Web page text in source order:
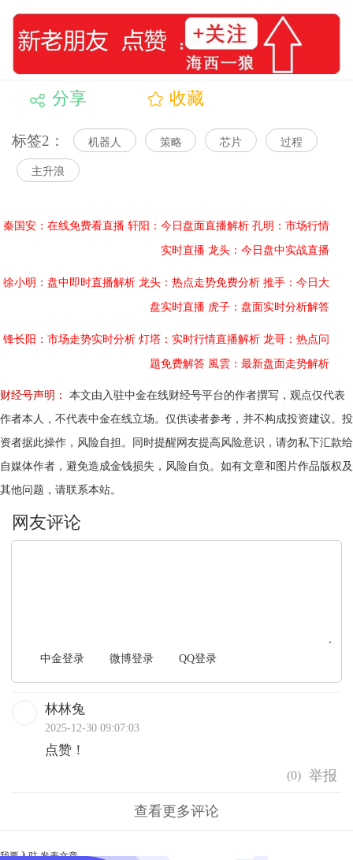
分享 收藏
标签2： 机器人 策略 芯片 过程
主升浪
秦国安：在线免费看直播 轩阳：今日盘面直播解析 孔明：市场行情
实时直播 龙头：今日盘中实战直播
徐小明：盘中即时直播解析 龙头：热点走势免费分析 推手：今日大
盘实时直播 虎子：盘面实时分析解答
锋长阳：市场走势实时分析 灯塔：实时行情直播解析 龙哥：热点问
题免费解答 風雲：最新盘面走势解析
财经号声明：
本文由入驻中金在线财经号平台的作者撰写，观点仅代表
作者本人，不代表中金在线立场。仅供读者参考，并不构成投资建议。投
资者据此操作，风险自担。同时提醒网友提高风险意识，请勿私下汇款给
自媒体作者，避免造成金钱损失，风险自负。如有文章和图片作品版权及
其他问题，请联系本站。
中金登录 微博登录 QQ登录
林林兔
2025-12-30 09:07:03
点赞！
(0)
查看更多评论
我要入驻 发表文章